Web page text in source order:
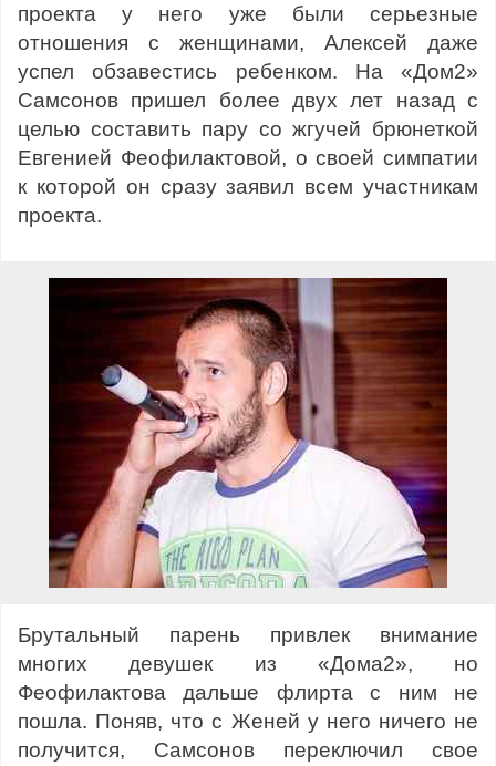
проекта у него уже были серьезные
отношения с женщинами, Алексей даже
успел обзавестись ребенком. На «Дом2»
Самсонов пришел более двух лет назад с
целью составить пару со жгучей брюнеткой
Евгенией Феофилактовой, о своей симпатии
к которой он сразу заявил всем участникам
проекта.
Брутальный парень привлек внимание
многих девушек из «Дома2», но
Феофилактова дальше флирта с ним не
пошла. Поняв, что с Женей у него ничего не
получится, Самсонов переключил свое